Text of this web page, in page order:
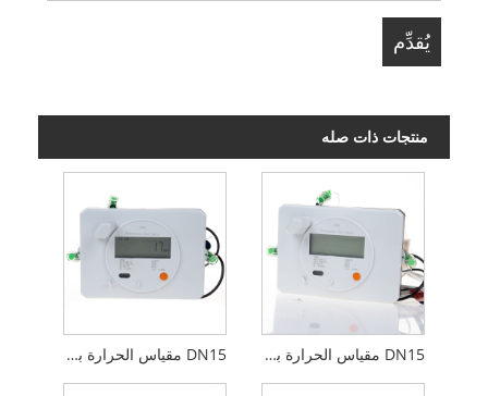
منتجات ذات صله
DN15 مقياس الحرارة بالموجات فوق الصوتية RS485 Modbus DN15 مقياس الحرارة بالموجات فوق الصوتية مع M-bus والنبض في